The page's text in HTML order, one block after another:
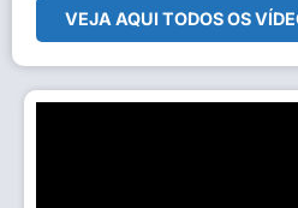
VEJA AQUI TODOS OS